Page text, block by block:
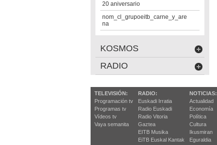
20 aniversario
nom_cl_grupoeitb_carne_y_are
na
KOSMOS
RADIO
TELEVISIÓN:
Programación tv
Programas tv
Vídeos tv
Vaya semanita
RADIO:
Euskadi Irratia
Radio Euskadi
Radio Vitoria
Gaztea
EITB Musika
EiTB Euskal Kantak
NOTICIAS:
Actualidad
Economía
Política
Cultura
Ikusmiran
Eguraldia